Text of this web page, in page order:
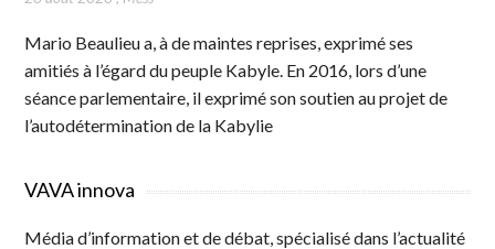
Mario Beaulieu a, à de maintes reprises, exprimé ses
amitiés à l’égard du peuple Kabyle. En 2016, lors d’une
séance parlementaire, il exprimé son soutien au projet de
l’autodétermination de la Kabylie
VAVA innova
Média d’information et de débat, spécialisé dans l’actualité